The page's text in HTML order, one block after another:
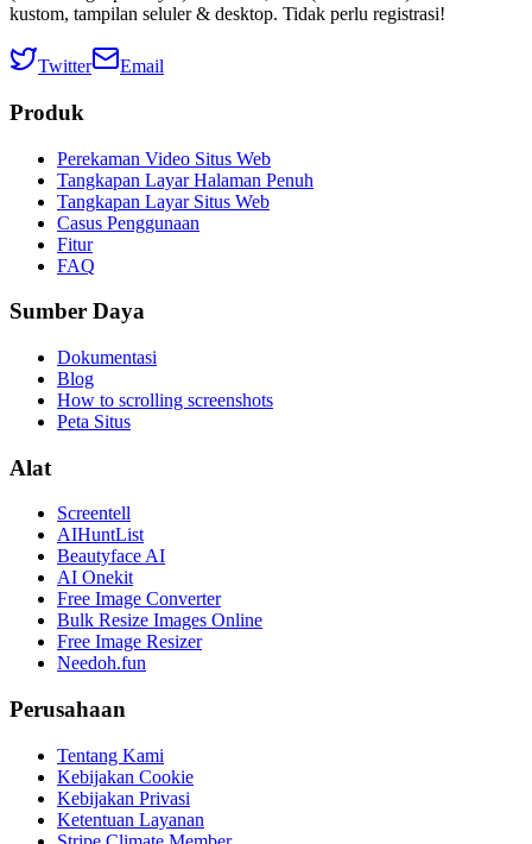
kustom, tampilan seluler & desktop. Tidak perlu registrasi!
Twitter Email
Produk
Perekaman Video Situs Web
Tangkapan Layar Halaman Penuh
Tangkapan Layar Situs Web
Casus Penggunaan
Fitur
FAQ
Sumber Daya
Dokumentasi
Blog
How to scrolling screenshots
Peta Situs
Alat
Screentell
AIHuntList
Beautyface AI
AI Onekit
Free Image Converter
Bulk Resize Images Online
Free Image Resizer
Needoh.fun
Perusahaan
Tentang Kami
Kebijakan Cookie
Kebijakan Privasi
Ketentuan Layanan